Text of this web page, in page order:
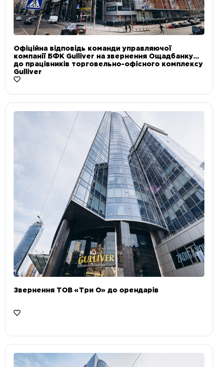
Офіційна відповідь команди управляючої
компанії БФК Gulliver на звернення Ощадбанку
до працівників торговельно-офісного комплексу
Gulliver
Звернення ТОВ «Три О» до орендарів